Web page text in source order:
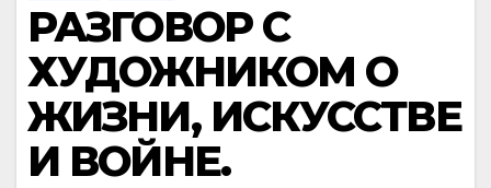
РАЗГОВОР С
ХУДОЖНИКОМ О
ЖИЗНИ, ИСКУССТВЕ
И ВОЙНЕ.